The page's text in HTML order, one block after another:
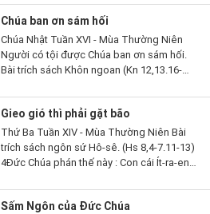
Thần Khí giúp đỡ chúng ta là...
Chúa ban ơn sám hối
Chúa Nhật Tuần XVI - Mùa Thường Niên
Người có tội được Chúa ban ơn sám hối.
Bài trích sách Khôn ngoan (Kn 12,13.16-
chẳng còn thần nào khác để Ngài phải
chứng tỏ...
Gieo gió thì phải gặt bão
Thứ Ba Tuần XIV - Mùa Thường Niên Bài
trích sách ngôn sứ Hô-sê. (Hs 8,4-7.11-13)
4Đức Chúa phán thế này : Con cái Ít-ra-en
tôn làm lãnh tụ kẻ Ta không biết,...
Sấm Ngôn của Đức Chúa